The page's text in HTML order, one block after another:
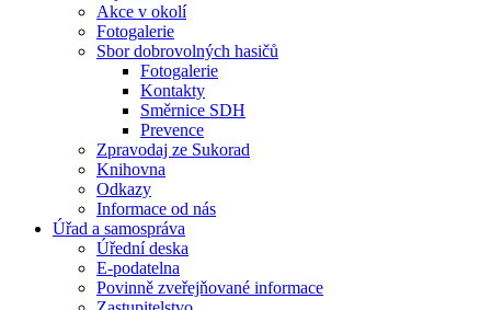
Akce v okolí
Fotogalerie
Sbor dobrovolných hasičů
Fotogalerie
Kontakty
Směrnice SDH
Prevence
Zpravodaj ze Sukorad
Knihovna
Odkazy
Informace od nás
Úřad a samospráva
Úřední deska
E-podatelna
Povinně zveřejňované informace